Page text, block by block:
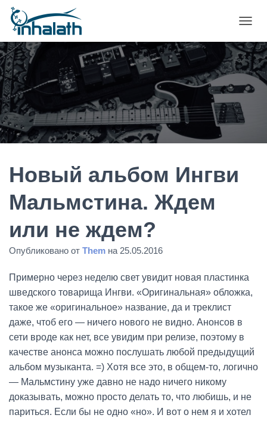
Е
Р
Е
К
Л
Ь
Новый альбом Ингви
Мальмстина. Ждем
или не ждем?
Опубликовано от Them на 25.05.2016
Примерно через неделю свет увидит новая пластинка
шведского товарища Ингви. «Оригинальная» обложка,
такое же «оригинальное» название, да и треклист
даже, чтоб его — ничего нового не видно. Анонсов в
сети вроде как нет, все увидим при релизе, поэтому в
качестве анонса можно послушать любой предыдущий
альбом музыканта. =) Хотя все это, в общем-то, логично
— Мальмстину уже давно не надо ничего никому
доказывать, можно просто делать то, что любишь, и не
париться. Если бы не одно «но». И вот о нем я и хотел